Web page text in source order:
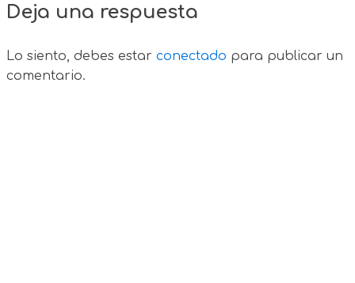
Deja una respuesta
Lo siento, debes estar conectado para publicar un
comentario.